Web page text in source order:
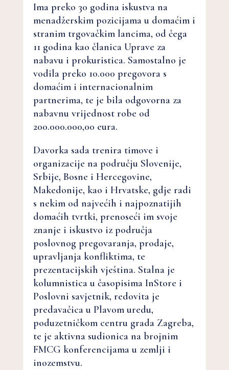
Ima preko 30 godina iskustva na
menadžerskim pozicijama u domaćim i
stranim trgovačkim lancima, od čega
11 godina kao članica Uprave za
nabavu i prokuristica. Samostalno je
vodila preko 10.000 pregovora s
domaćim i internacionalnim
partnerima, te je bila odgovorna za
nabavnu vrijednost robe od
200.000.000,00 eura.
Davorka sada trenira timove i
organizacije na području Slovenije,
Srbije, Bosne i Hercegovine,
Makedonije, kao i Hrvatske, gdje radi
s nekim od najvećih i najpoznatijih
domaćih tvrtki, prenoseći im svoje
znanje i iskustvo iz područja
poslovnog pregovaranja, prodaje,
upravljanja konfliktima, te
prezentacijskih vještina. Stalna je
kolumnistica u časopisima InStore i
Poslovni savjetnik, redovita je
predavačica u Plavom uredu,
poduzetničkom centru grada Zagreba,
te je aktivna sudionica na brojnim
FMCG konferencijama u zemlji i
inozemstvu.